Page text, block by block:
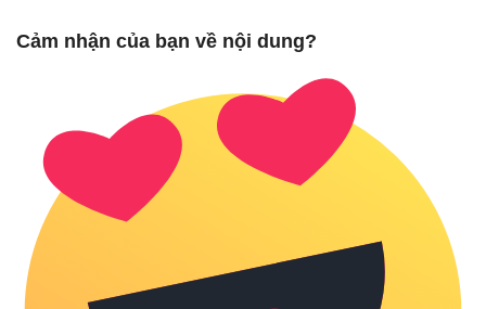
Cảm nhận của bạn về nội dung?